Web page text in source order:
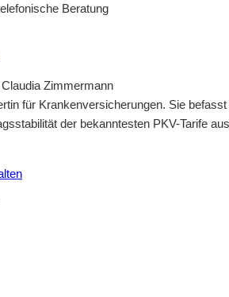
Beratung
Claudia Zimmermann
für Krankenversicherungen. Sie
der bekanntesten PKV-Tarife